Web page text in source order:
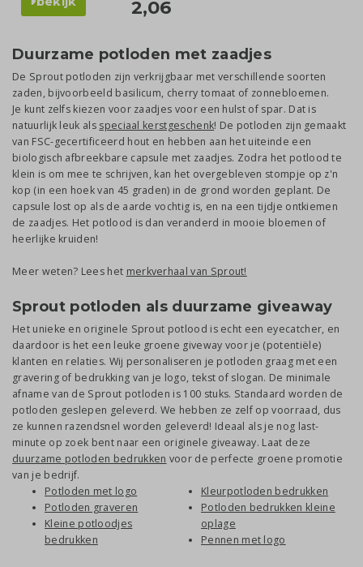
2,06
Duurzame potloden met zaadjes
De Sprout potloden zijn verkrijgbaar met verschillende soorten
zaden, bijvoorbeeld basilicum, cherry tomaat of zonnebloemen.
Je kunt zelfs kiezen voor zaadjes voor een hulst of spar. Dat is
natuurlijk leuk als speciaal kerstgeschenk! De potloden zijn gemaakt
van FSC-gecertificeerd hout en hebben aan het uiteinde een
biologisch afbreekbare capsule met zaadjes. Zodra het potlood te
klein is om mee te schrijven, kan het overgebleven stompje op z'n
kop (in een hoek van 45 graden) in de grond worden geplant. De
capsule lost op als de aarde vochtig is, en na een tijdje ontkiemen
de zaadjes. Het potlood is dan veranderd in mooie bloemen of
heerlijke kruiden!
Meer weten? Lees het merkverhaal van Sprout!
Sprout potloden als duurzame giveaway
Het unieke en originele Sprout potlood is echt een eyecatcher, en
daardoor is het een leuke groene giveway voor je (potentiële)
klanten en relaties. Wij personaliseren je potloden graag met een
gravering of bedrukking van je logo, tekst of slogan. De minimale
afname van de Sprout potloden is 100 stuks. Standaard worden de
potloden geslepen geleverd. We hebben ze zelf op voorraad, dus
ze kunnen razendsnel worden geleverd! Ideaal als je nog last-
minute op zoek bent naar een originele giveaway. Laat deze
duurzame potloden bedrukken voor de perfecte groene promotie
van je bedrijf.
Potloden met logo
Potloden graveren
Kleine potloodjes
bedrukken
Kleurpotloden bedrukken
Potloden bedrukken kleine
oplage
Pennen met logo